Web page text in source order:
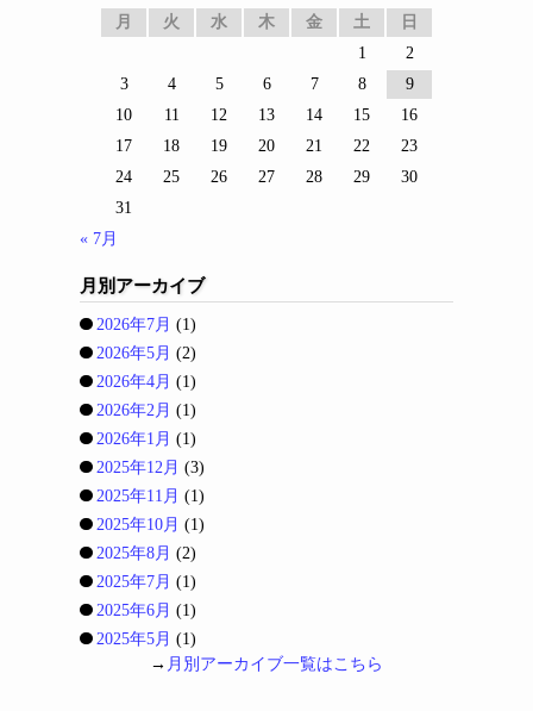
月
火 水 木 金 土
日
1
2
3
4 5 6 7 8
9
10
11 12 13 14 15
16
17
18 19 20 21 22
23
24
25 26 27 28 29
30
31
« 7月
月別アーカイブ
2026年7月 (1)
2026年5月 (2)
2026年4月 (1)
2026年2月 (1)
2026年1月 (1)
2025年12月 (3)
2025年11月 (1)
2025年10月 (1)
2025年8月 (2)
2025年7月 (1)
2025年6月 (1)
2025年5月 (1)
→ 月別アーカイブ一覧はこちら